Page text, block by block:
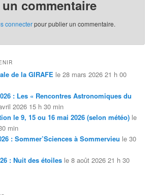
commentaire
connecterpour publier un commentaire.
de la GIRAFE le 28 mars 2026 21 h 00
: Les « Rencontres Astronomiques du
2026 15 h 30 min
le 9, 15 ou 16 mai 2026 (selon météo) le
min
: Sommer’Sciences à Sommervieu le 30
: Nuit des étoiles le 8 août 2026 21 h 30